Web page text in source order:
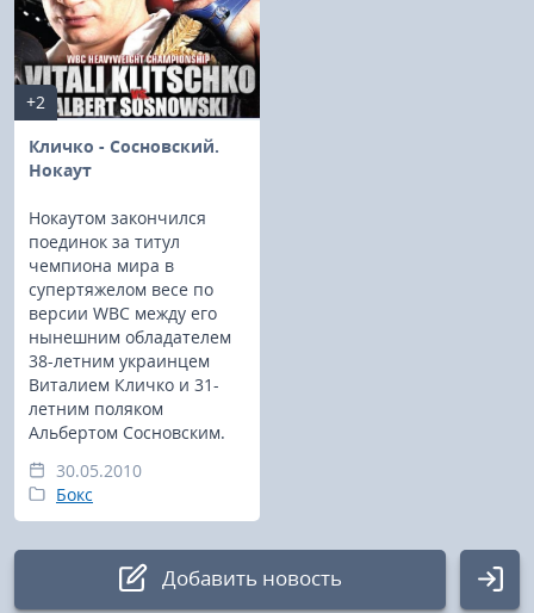
+2
Кличко - Сосновский.
Нокаут
Нокаутом закончился
поединок за титул
чемпиона мира в
супертяжелом весе по
версии WBC между его
нынешним обладателем
38-летним украинцем
Виталием Кличко и 31-
летним поляком
Альбертом Сосновским.
30.05.2010
Бокс
Добавить новость